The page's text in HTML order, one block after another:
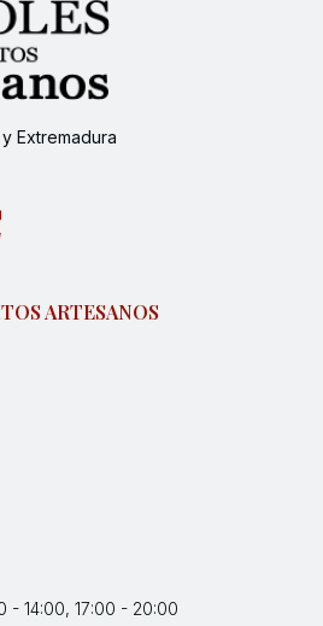
Extremadura
ARTESANOS
- 14:00, 17:00 - 20:00